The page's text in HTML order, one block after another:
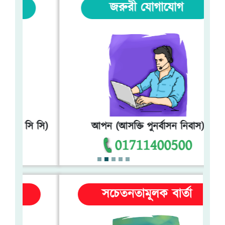
জরুরী যোগাযোগ
আপন (আসক্তি পুনর্বাসন নিবাস)
01711400500
সচেতনতামূলক বার্তা
খাদ্য ও পুষ্টি চক্র